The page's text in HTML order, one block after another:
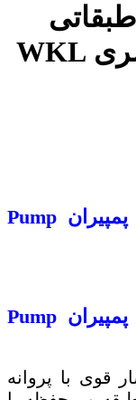
پمپیران Pump Iran سری WKL
Pump
Pump
قوی با پروانه